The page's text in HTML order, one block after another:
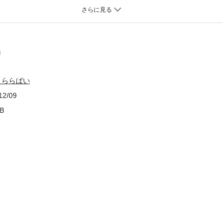
年期、誰もが抱えるわだかまりの爆発を描いた、叙情的な短編集。
らばい
09